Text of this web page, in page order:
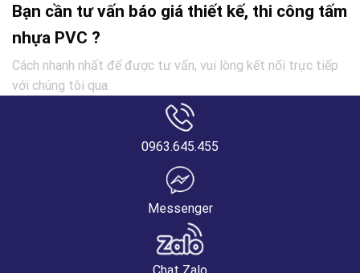
Bạn cần tư vấn báo giá thiết kế, thi công tấm
nhựa PVC ?
Cách nhanh nhất để được tư vấn, vui lòng kết nối trực tiếp
với chúng tôi qua:
0963.645.455
Messenger